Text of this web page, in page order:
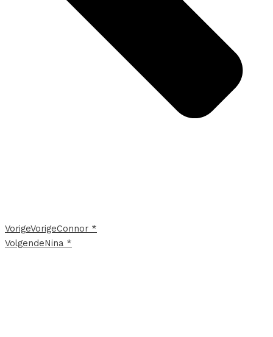
VorigeVorigeConnor *
VolgendeNina *